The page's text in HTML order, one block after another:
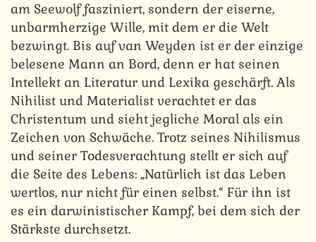
am Seewolf fasziniert, sondern der eiserne,
unbarmherzige Wille, mit dem er die Welt
bezwingt. Bis auf van Weyden ist er der einzige
belesene Mann an Bord, denn er hat seinen
Intellekt an Literatur und Lexika geschärft. Als
Nihilist und Materialist verachtet er das
Christentum und sieht jegliche Moral als ein
Zeichen von Schwäche. Trotz seines Nihilismus
und seiner Todesverachtung stellt er sich auf
die Seite des Lebens: „Natürlich ist das Leben
wertlos, nur nicht für einen selbst.“ Für ihn ist
es ein darwinistischer Kampf, bei dem sich der
Stärkste durchsetzt.